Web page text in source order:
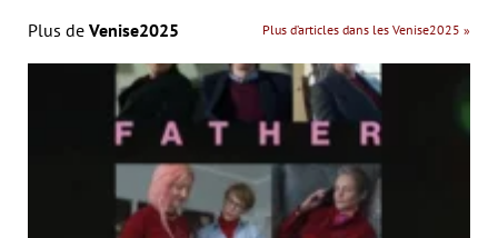
Plus de Venise2025 Plus d’articles dans les Venise2025 »